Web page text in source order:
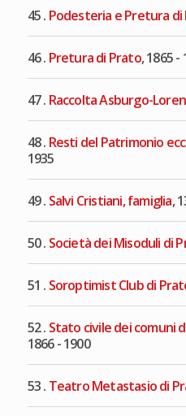
45 . Podesteria e Pretura
46 . Pretura di Prato, 1865 -
47 . Raccolta Asburgo-
48 . Resti del Patrimonio
1935
49 . Salvi Cristiani, famiglia,
50 . Società dei Misoduli di
51 . Soroptimist Club di
52 . Stato civile dei comuni
1866 - 1900
53 . Teatro Metastasio di